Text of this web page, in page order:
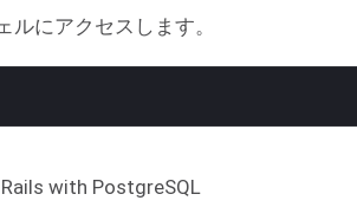
ルにアクセスします。